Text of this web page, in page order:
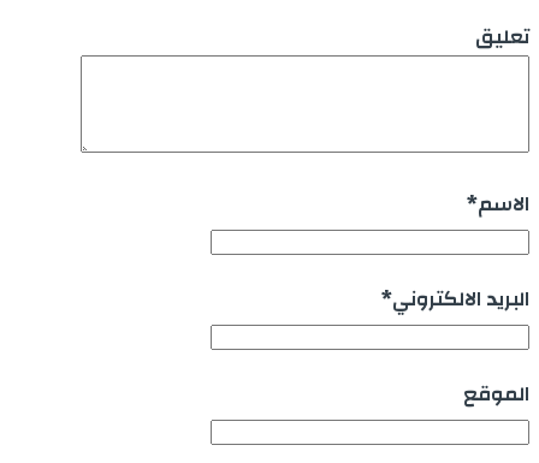
تعليق
الاسم*
البريد الالكتروني*
الموقع